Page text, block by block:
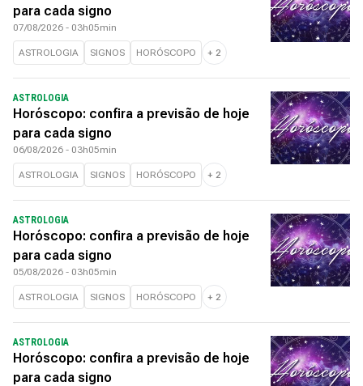
para cada signo
07/08/2026 - 03h05min
ASTROLOGIA SIGNOS HORÓSCOPO + 2
ASTROLOGIA
Horóscopo: confira a previsão de hoje
para cada signo
06/08/2026 - 03h05min
ASTROLOGIA SIGNOS HORÓSCOPO + 2
ASTROLOGIA
Horóscopo: confira a previsão de hoje
para cada signo
05/08/2026 - 03h05min
ASTROLOGIA SIGNOS HORÓSCOPO + 2
ASTROLOGIA
Horóscopo: confira a previsão de hoje
para cada signo